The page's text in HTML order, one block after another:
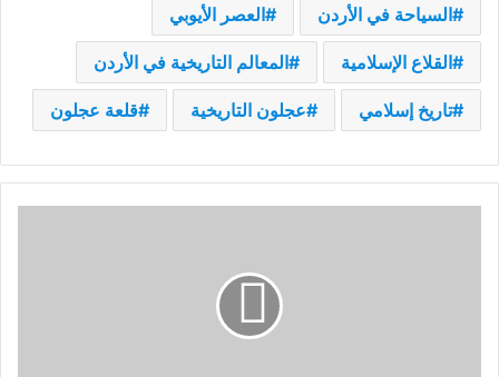
السياحة في الأردن العصر الأيوبي
القلاع الإسلامية المعالم التاريخية في الأردن
تاريخ إسلامي عجلون التاريخية قلعة عجلون